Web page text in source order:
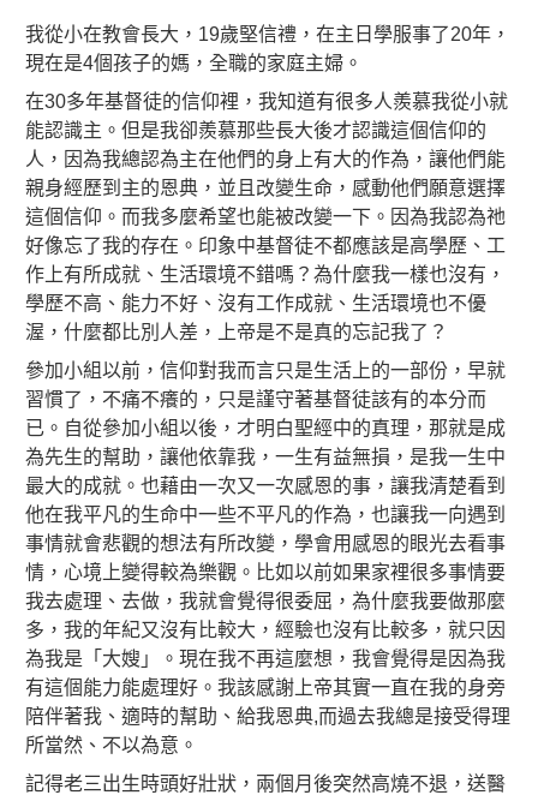
我從小在教會長大，19歲堅信禮，在主日學服事了20年，
現在是4個孩子的媽，全職的家庭主婦。
在30多年基督徒的信仰裡，我知道有很多人羨慕我從小就
能認識主。但是我卻羨慕那些長大後才認識這個信仰的
人，因為我總認為主在他們的身上有大的作為，讓他們能
親身經歷到主的恩典，並且改變生命，感動他們願意選擇
這個信仰。而我多麼希望也能被改變一下。因為我認為祂
好像忘了我的存在。 印象中基督徒不都應該是高學歷、工
作上有所成就、生活環境不錯嗎？為什麼我一樣也沒有，
學歷不高、能力不好、沒有工作成就、生活環境也不優
渥，什麼都比別人差，上帝是不是真的忘記我了？
參加小組以前，信仰對我而言只是生活上的一部份，早就
習慣了，不痛不癢的，只是謹守著基督徒該有的本分而
已。自從參加小組以後，才明白聖經中的真理，那就是成
為先生的幫助，讓他依靠我，一生有益無損，是我一生中
最大的成就。也藉由一次又一次感恩的事，讓我清楚看到
他在我平凡的生命中一些不平凡的作為，也讓我一向遇到
事情就會悲觀的想法有所改變，學會用感恩的眼光去看事
情，心境上變得較為樂觀。比如以前如果家裡很多事情要
我去處理、去做，我就會覺得很委屈，為什麼我要做那麼
多，我的年紀又沒有比較大，經驗也沒有比較多，就只因
為我是「大嫂」。現在我不再這麼想，我會覺得是因為我
有這個能力能處理好。我該感謝上帝其實一直在我的身旁
陪伴著我、適時的幫助、給我恩典,而過去我總是接受得理
所當然、不以為意。
記得老三出生時頭好壯狀，兩個月後突然高燒不退，送醫